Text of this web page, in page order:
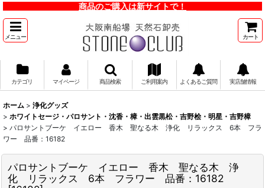
商品のご購入は新サイトで！
メニュー カート
カテゴリ マイページ 商品検索 ご利用案内 よくあるご質問 実店舗情報
ホーム > 浄化グッズ
> ホワイトセージ・パロサント・沈香・樟・出雲黒松・吉野桧・明星・吉野樟
> パロサントブーケ イエロー 香木 聖なる木 浄化 リラックス 6本 フラ
ワー 品番：16182
パロサントブーケ イエロー 香木 聖なる木 浄
化 リラックス 6本 フラワー 品番：16182